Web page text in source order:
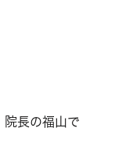
院長の福山で